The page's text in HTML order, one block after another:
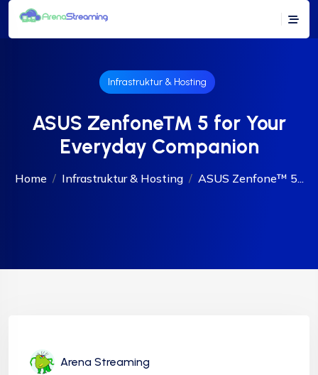
Infrastruktur & Hosting
ASUS Zenfone™ 5 for Your
Everyday Companion
Home Infrastruktur & Hosting ASUS Zenfone™ 5...
Arena Streaming